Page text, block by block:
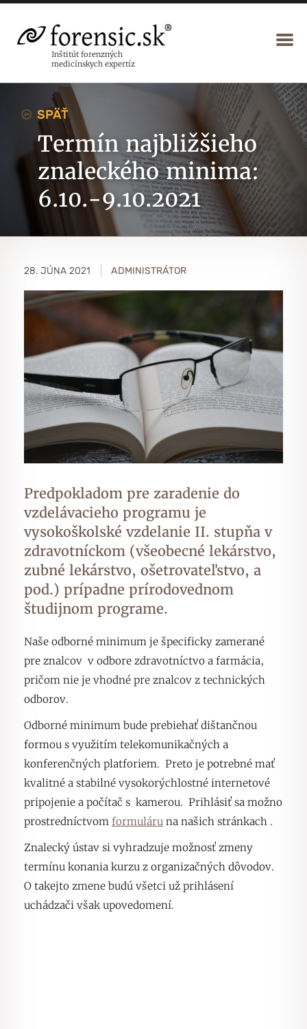
Inštitút forenzných
medicínskych expertíz
SPÄŤ
Termín najbližšieho
znaleckého minima:
6.10.-9.10.2021
28. JÚNA 2021 ADMINISTRÁTOR
Predpokladom pre zaradenie do
vzdelávacieho programu je
vysokoškolské vzdelanie II. stupňa v
zdravotníckom (všeobecné lekárstvo,
zubné lekárstvo, ošetrovateľstvo, a
pod.) prípadne prírodovednom
študijnom programe.
Naše odborné minimum je špecificky zamerané
pre znalcov v odbore zdravotníctvo a farmácia,
pričom nie je vhodné pre znalcov z technických
odborov.
Odborné minimum bude prebiehať dištančnou
formou s využitím telekomunikačných a
konferenčných platforiem. Preto je potrebné mať
kvalitné a stabilné vysokorýchlostné internetové
pripojenie a počítač s kamerou. Prihlásiť sa možno
prostredníctvom formuláru na našich stránkach .
Znalecký ústav si vyhradzuje možnosť zmeny
termínu konania kurzu z organizačných dôvodov.
O takejto zmene budú všetci už prihlásení
uchádzači však upovedomení.